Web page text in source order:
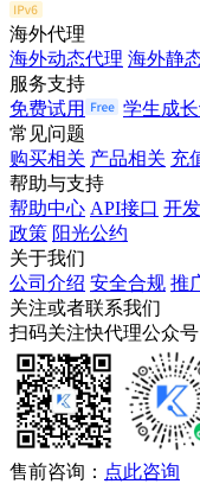
海外代理
海外动态代理 海外静
服务支持
免费试用
学生成长
常见问题
购买相关 产品相关 充
帮助与支持
帮助中心 API接口 开
政策 阳光公约
关于我们
公司介绍 安全合规 推
关注或者联系我们
扫码关注快代理公众
售前咨询： 点此咨询